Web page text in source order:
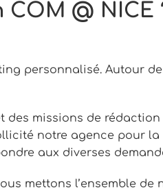
@ NICE
personnalisé. Autour
des missions de
notre agence pour
aux diverses
mettons l’ensemble de